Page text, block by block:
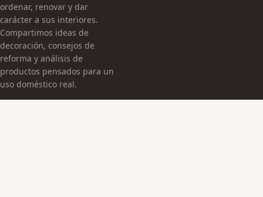
ordenar, renovar y dar
carácter a sus interiores.
Compartimos ideas de
decoración, consejos de
reforma y análisis de
productos pensados para un
uso doméstico real.